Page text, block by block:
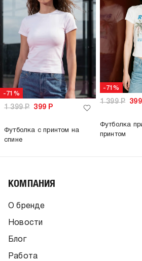
-71%
1 399Р 399 Р
Футболка с принтом на
спине
-71%
1 399Р 399
Футболка
принтом
КОМПАНИЯ
О бренде
Новости
Блог
Работа